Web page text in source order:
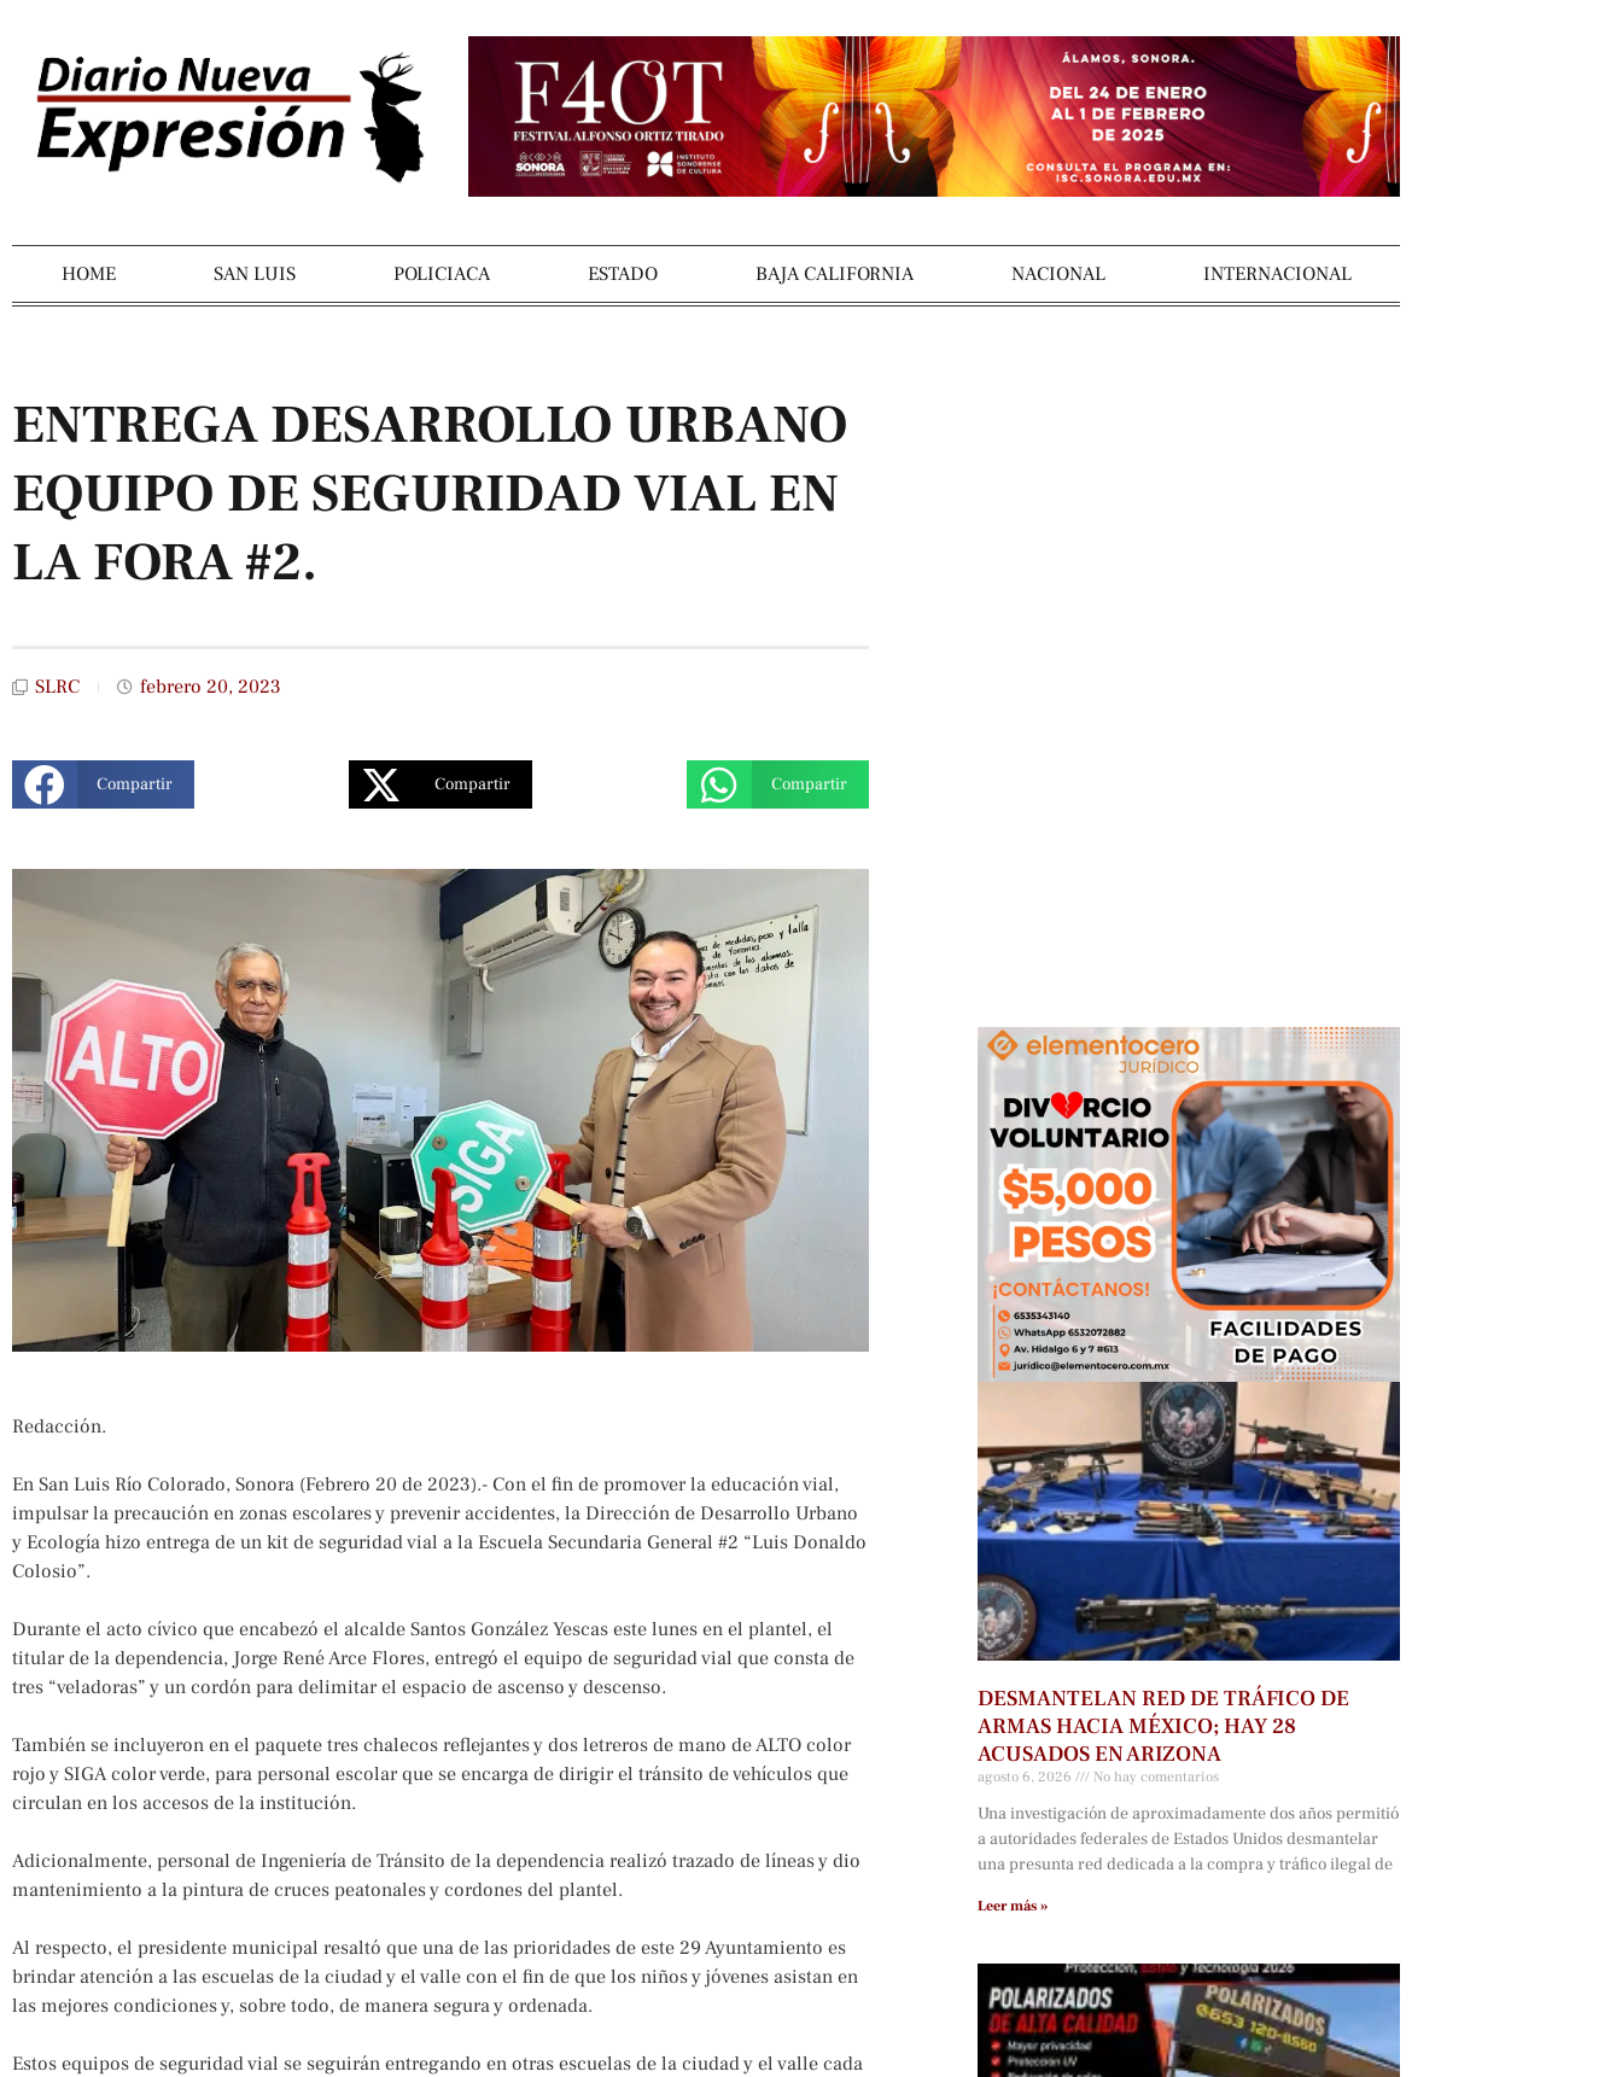
HOME SAN LUIS POLICIACA ESTADO BAJA CALIFORNIA NACIONAL INTERNACIONAL
ENTREGA DESARROLLO URBANO
EQUIPO DE SEGURIDAD VIAL EN
LA FORA #2.
SLRC febrero 20, 2023
Compartir Compartir Compartir
Redacción.
En San Luis Río Colorado, Sonora (Febrero 20 de 2023).- Con el fin de promover la educación vial,
impulsar la precaución en zonas escolares y prevenir accidentes, la Dirección de Desarrollo Urbano
y Ecología hizo entrega de un kit de seguridad vial a la Escuela Secundaria General #2 “Luis Donaldo
Colosio”.
Durante el acto cívico que encabezó el alcalde Santos González Yescas este lunes en el plantel, el
titular de la dependencia, Jorge René Arce Flores, entregó el equipo de seguridad vial que consta de
tres “veladoras” y un cordón para delimitar el espacio de ascenso y descenso.
También se incluyeron en el paquete tres chalecos reflejantes y dos letreros de mano de ALTO color
rojo y SIGA color verde, para personal escolar que se encarga de dirigir el tránsito de vehículos que
circulan en los accesos de la institución.
Adicionalmente, personal de Ingeniería de Tránsito de la dependencia realizó trazado de líneas y dio
mantenimiento a la pintura de cruces peatonales y cordones del plantel.
Al respecto, el presidente municipal resaltó que una de las prioridades de este 29 Ayuntamiento es
brindar atención a las escuelas de la ciudad y el valle con el fin de que los niños y jóvenes asistan en
las mejores condiciones y, sobre todo, de manera segura y ordenada.
Estos equipos de seguridad vial se seguirán entregando en otras escuelas de la ciudad y el valle cada
DESMANTELAN RED DE TRÁFICO DE
ARMAS HACIA MÉXICO; HAY 28
ACUSADOS EN ARIZONA
agosto 6, 2026 No hay comentarios
Una investigación de aproximadamente dos años permitió
a autoridades federales de Estados Unidos desmantelar
una presunta red dedicada a la compra y tráfico ilegal de
Leer más »